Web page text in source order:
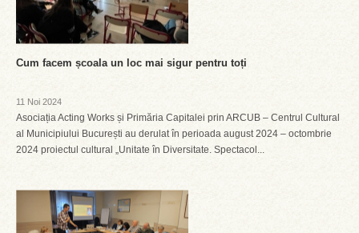
Cum facem școala un loc mai sigur pentru toți
11 Noi 2024
Asociația Acting Works și Primăria Capitalei prin ARCUB – Centrul Cultural
al Municipiului București au derulat în perioada august 2024 – octombrie
2024 proiectul cultural „Unitate în Diversitate. Spectacol...